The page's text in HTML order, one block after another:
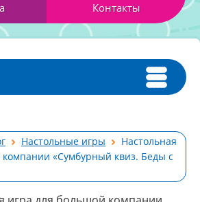
Контакты
Настольные игры
Настольная
«Сумбурный квиз. Беды с